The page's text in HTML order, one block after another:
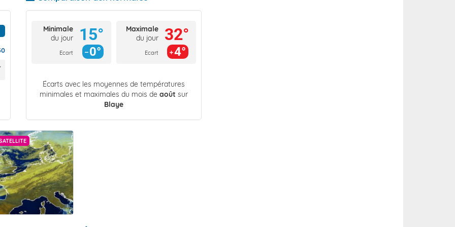
Minimale
du jour
Ecart
15°
0°
Maximale
du jour
Ecart
32°
4°
Écarts avec les moyennes de températures
minimales et maximales du mois de août sur
Blaye